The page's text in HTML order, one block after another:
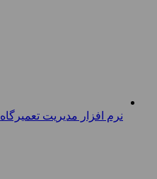
نرم افزار مدیریت تعمیرگاه